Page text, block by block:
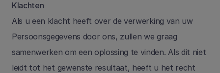
Klachten
Als u een klacht heeft over de verwerking van uw
Persoonsgegevens door ons, zullen we graag
samenwerken om een oplossing te vinden. Als dit niet
leidt tot het gewenste resultaat, heeft u het recht